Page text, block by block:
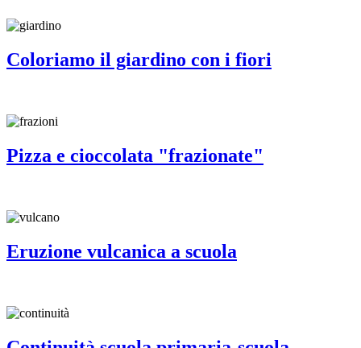
Coloriamo il giardino con i fiori
Pizza e cioccolata "frazionate"
Eruzione vulcanica a scuola